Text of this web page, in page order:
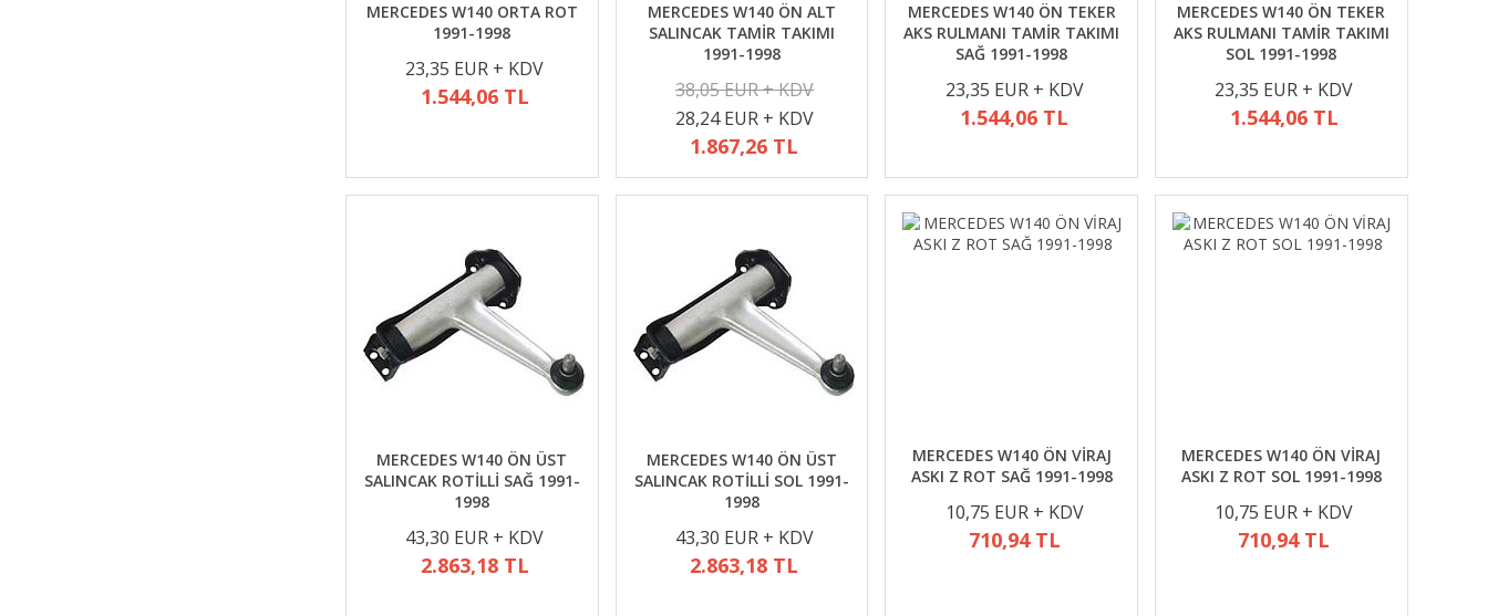
MERCEDES W140 ORTA ROT
1991-1998
23,35 EUR + KDV
1.544,06 TL
MERCEDES W140 ÖN ALT
SALINCAK TAMİR TAKIMI
1991-1998
38,05 EUR + KDV
28,24 EUR + KDV
1.867,26 TL
MERCEDES W140 ÖN TEKER
AKS RULMANI TAMİR TAKIMI
SAĞ 1991-1998
23,35 EUR + KDV
1.544,06 TL
MERCEDES W140 ÖN TEKER
AKS RULMANI TAMİR TAKIMI
SOL 1991-1998
23,35 EUR + KDV
1.544,06 TL
MERCEDES W140 ÖN ÜST
SALINCAK ROTİLLİ SAĞ 1991-
1998
43,30 EUR + KDV
2.863,18 TL
MERCEDES W140 ÖN ÜST
SALINCAK ROTİLLİ SOL 1991-
1998
43,30 EUR + KDV
2.863,18 TL
MERCEDES W140 ÖN VİRAJ
ASKI Z ROT SAĞ 1991-1998
10,75 EUR + KDV
710,94 TL
MERCEDES W140 ÖN VİRAJ
ASKI Z ROT SOL 1991-1998
10,75 EUR + KDV
710,94 TL